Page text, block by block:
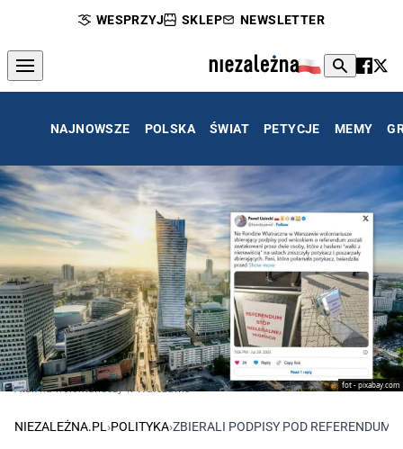
WESPRZYJ SKLEP NEWSLETTER
NAJNOWSZE POLSKA ŚWIAT PETYCJE MEMY
fot - pixabay.com
Atak na wolontariuszy w Warszawie
NIEZALEŻNA.PL ›POLITYKA›ZBIERALI PODPISY POD REFERENDUM